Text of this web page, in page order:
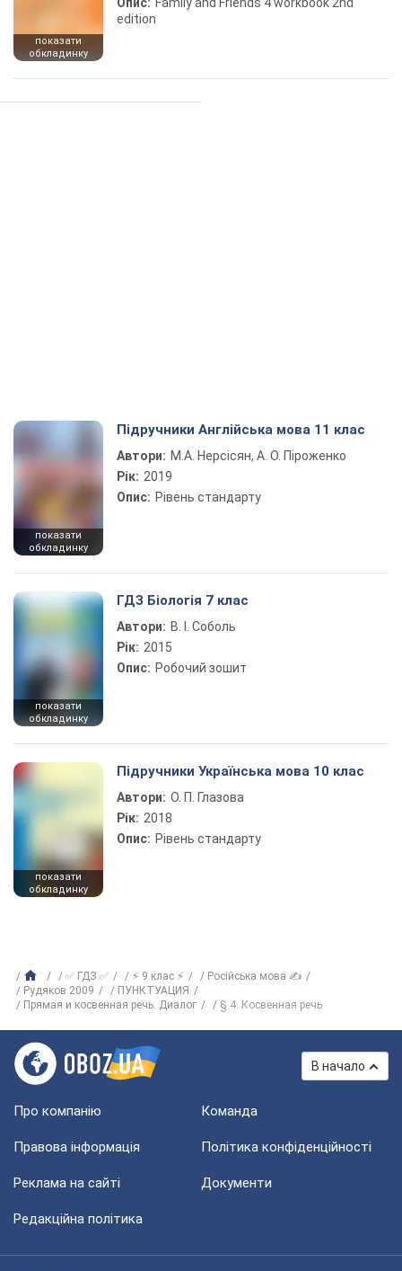
показати
обкладинку
edition
показати
обкладинку
Підручники Англійська мова 11 клас
Автори: М.А. Нерсісян, А. О. Піроженко
Рік: 2019
Опис: Рівень стандарту
показати
обкладинку
ГДЗ Біологія 7 клас
Автори: В. І. Соболь
Рік: 2015
Опис: Робочий зошит
показати
обкладинку
Підручники Українська мова 10 клас
Автори: О. П. Глазова
Рік: 2018
Опис: Рівень стандарту
✅ ГДЗ ✅ ⚡ 9 клас ⚡
Російська мова ✍
Рудяков 2009
ПУНКТУАЦИЯ
Прямая и косвенная речь. Диалог
§ 4. Косвенная речь
В начало
Про компанію Команда
Правова інформація Політика конфіденційності
Реклама на сайті Документи
Редакційна політика